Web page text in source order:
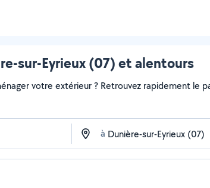
sur-Eyrieux (07) et alentours
votre extérieur ? Retrouvez rapidement le
à